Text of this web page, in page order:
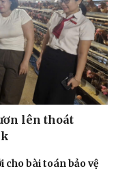
lên thoát
cho bài toán bảo vệ